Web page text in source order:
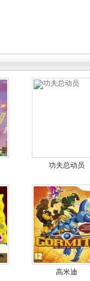
功夫总动员
高米迪